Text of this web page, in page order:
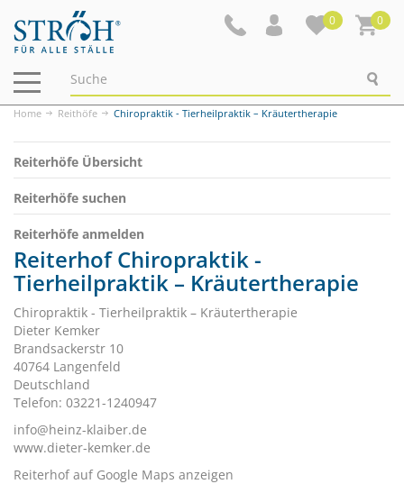
0 0
Navigation
ein-/ausblenden
Home Reithöfe Chiropraktik - Tierheilpraktik – Kräutertherapie
Reiterhöfe Übersicht
Reiterhöfe suchen
Reiterhöfe anmelden
Reiterhof Chiropraktik -
Tierheilpraktik – Kräutertherapie
Chiropraktik - Tierheilpraktik – Kräutertherapie
Dieter Kemker
Brandsackerstr 10
40764 Langenfeld
Deutschland
Telefon: 03221-1240947
info@heinz-klaiber.de
www.dieter-kemker.de
Reiterhof auf Google Maps anzeigen